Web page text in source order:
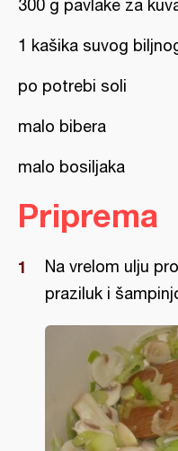
300 g pavlake za
1 kašika suvog
po potrebi soli
malo bibera
malo bosiljaka
Priprema
Na vrelom ulju
praziluk i